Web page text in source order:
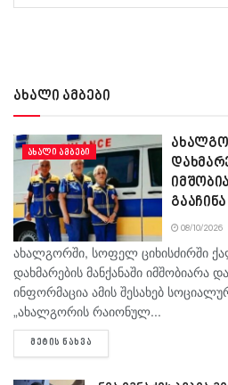
ახალი ამბები
ᲐᲮᲐᲚᲘ ᲐᲛᲑᲔᲑᲘ
გააჩინა
08/10/2026
ახალგორში, სოფელ ციხისძირში
დახმარების მანქანაში იმშობიარა
ინფორმაცია ამის შესახებ
„ახალგორის რაიონულ...
ᲛᲔᲢᲘᲡ ᲜᲐᲮᲕᲐ